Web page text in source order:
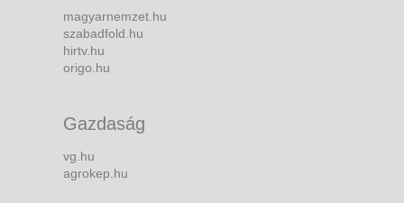
magyarnemzet.hu
szabadfold.hu
hirtv.hu
origo.hu
Gazdaság
vg.hu
agrokep.hu